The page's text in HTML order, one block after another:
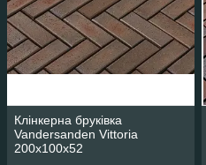
Клінкерна бруківка
Vandersanden Vittoria
200x100x52